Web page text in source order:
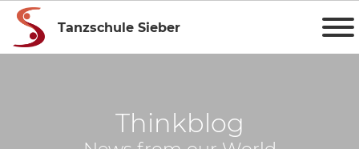
Tanzschule Sieber
Thinkblog